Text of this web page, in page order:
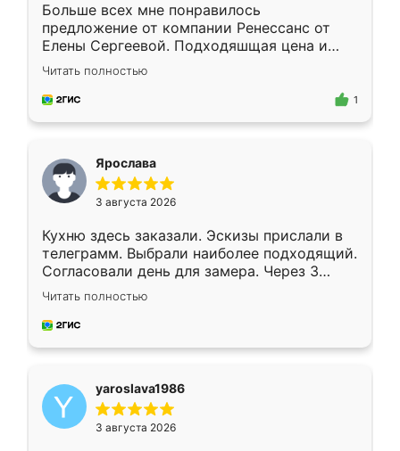
Больше всех мне понравилось
предложение от компании Ренессанс от
Елены Сергеевой. Подходяшщая цена и
короткие сроки изготовления. Приехавший
для замера сотрудник Владислав
предложил по моему эскизу самый
Читать полностью
1
Ярослава
3 августа 2026
Кухню здесь заказали. Эскизы прислали в
телеграмм. Выбрали наиболее подходящий.
Согласовали день для замера. Через 3
недели кухня была уже готова. Остались
довольны работой. Спасибо Ренессанс
мебель за качественную работу!
Читать полностью
yaroslava1986
3 августа 2026